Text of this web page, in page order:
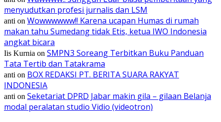
menyudutkan profesi jurnalis dan LSM
anti on Wowwwwww!! Karena ucapan Humas di rumah
makan tahu Sumedang tidak Etis, ketua IWO Indonesia
angkat bicara
Iis Kurnia on SMPN3 Soreang Terbitkan Buku Panduan
Tata Tertib dan Tatakrama
anti on BOX REDAKSI PT. BERITA SUARA RAKYAT
INDONESIA
anti on Seketariat DPRD Jabar makin gila – gilaan Belanja
modal peralatan studio Vidio (videotron)